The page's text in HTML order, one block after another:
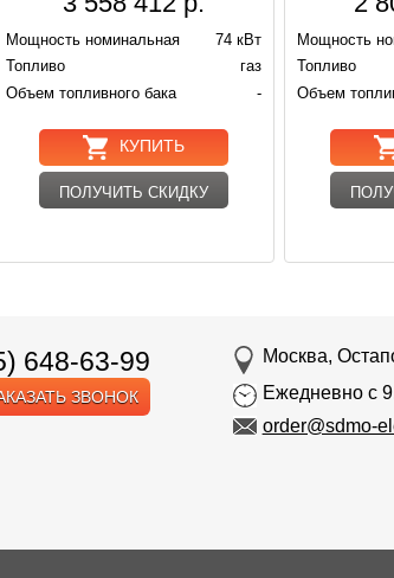
Мощность номинальная
74 кВт
Топливо
газ
Объем топливного бака
-
КУПИТЬ
ПОЛУЧИТЬ СКИДКУ
Мощность
Топливо
Объем
648-63-99
ЗВОНОК
Москва,
Ежедневно с
order@sdmo-